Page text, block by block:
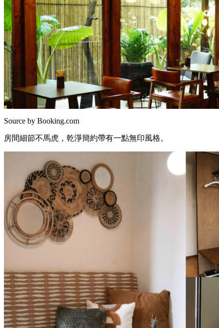
Source by Booking.com
房間細節不馬虎，乾淨簡約帶有一點無印風格。